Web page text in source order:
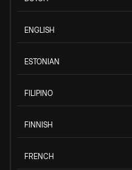
ENGLISH
ESTONIAN
FILIPINO
FINNISH
FRENCH